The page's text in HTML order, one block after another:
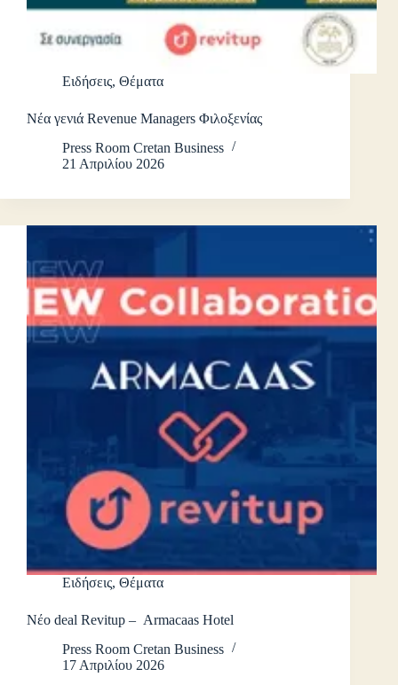
Ειδήσεις, Θέματα
Νέα γενιά Revenue Managers Φιλοξενίας
Press Room Cretan Business
21 Απριλίου 2026
Ειδήσεις, Θέματα
Νέο deal Revitup – Armacaas Hotel
Press Room Cretan Business
17 Απριλίου 2026